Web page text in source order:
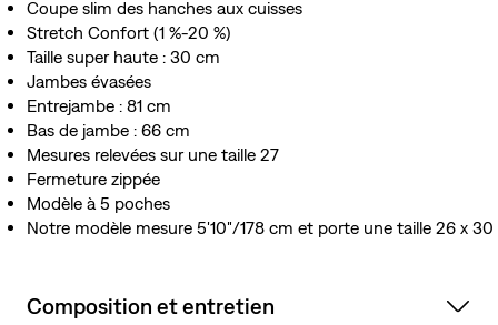
Coupe slim des hanches aux cuisses
Stretch Confort (1 %-20 %)
Taille super haute : 30 cm
Jambes évasées
Entrejambe : 81 cm
Bas de jambe : 66 cm
Mesures relevées sur une taille 27
Fermeture zippée
Modèle à 5 poches
Notre modèle mesure 5'10"/178 cm et porte une taille 26 x 30
Composition et entretien